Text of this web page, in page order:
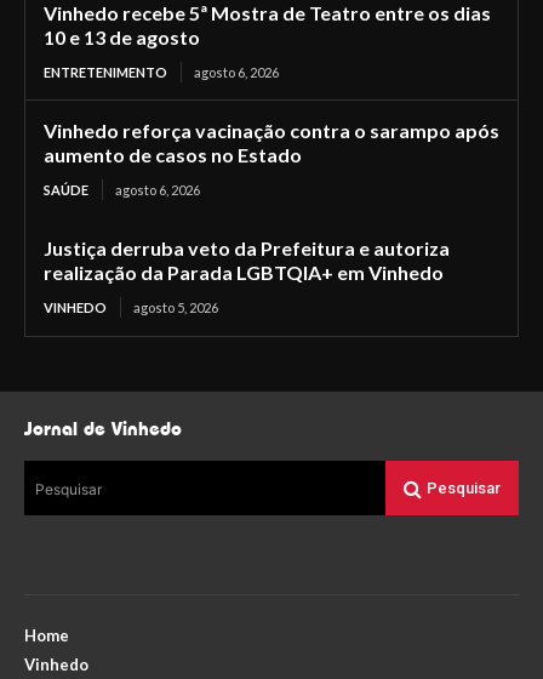
Vinhedo recebe 5ª Mostra de Teatro entre os dias
10 e 13 de agosto
ENTRETENIMENTO agosto 6, 2026
Vinhedo reforça vacinação contra o sarampo após
aumento de casos no Estado
SAÚDE agosto 6, 2026
Justiça derruba veto da Prefeitura e autoriza
realização da Parada LGBTQIA+ em Vinhedo
VINHEDO agosto 5, 2026
Jornal de Vinhedo
Pesquisar Pesquisar
Home
Vinhedo